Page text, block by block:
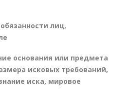
лиц,
основания или предмета
исковых требований,
иска, мировое